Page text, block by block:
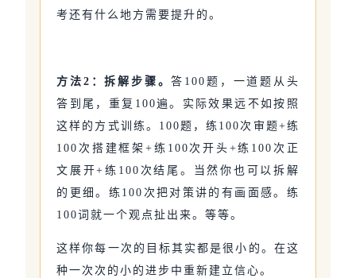
考还有什么地方需要提升的。
方法2：拆解步骤。答100题，一道题从头
答到尾，重复100遍。实际效果远不如按照
这样的方式训练。100题，练100次审题+练
100次搭建框架+练100次开头+练100次正
文展开+练100次结尾。当然你也可以拆解
的更细。练100次把对策讲的有画面感。练
100词就一个观点扯出来。等等。
这样你每一次的目标其实都是很小的。在这
种一次次的小的进步中重新建立信心。